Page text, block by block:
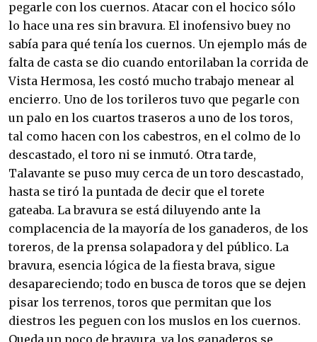
pegarle con los cuernos. Atacar con el hocico sólo
lo hace una res sin bravura. El inofensivo buey no
sabía para qué tenía los cuernos. Un ejemplo más de
falta de casta se dio cuando entorilaban la corrida de
Vista Hermosa, les costó mucho trabajo menear al
encierro. Uno de los torileros tuvo que pegarle con
un palo en los cuartos traseros a uno de los toros,
tal como hacen con los cabestros, en el colmo de lo
descastado, el toro ni se inmutó. Otra tarde,
Talavante se puso muy cerca de un toro descastado,
hasta se tiró la puntada de decir que el torete
gateaba. La bravura se está diluyendo ante la
complacencia de la mayoría de los ganaderos, de los
toreros, de la prensa solapadora y del público. La
bravura, esencia lógica de la fiesta brava, sigue
desapareciendo; todo en busca de toros que se dejen
pisar los terrenos, toros que permitan que los
diestros les peguen con los muslos en los cuernos.
Queda un poco de bravura, ya los ganaderos se